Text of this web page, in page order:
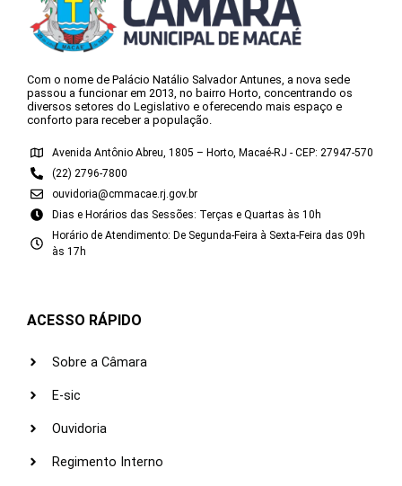
Com o nome de Palácio Natálio Salvador Antunes, a nova sede
passou a funcionar em 2013, no bairro Horto, concentrando os
diversos setores do Legislativo e oferecendo mais espaço e
conforto para receber a população.
Avenida Antônio Abreu, 1805 – Horto, Macaé-RJ - CEP: 27947-570
(22) 2796-7800
ouvidoria@cmmacae.rj.gov.br
Dias e Horários das Sessões: Terças e Quartas às 10h
Horário de Atendimento: De Segunda-Feira à Sexta-Feira das 09h
às 17h
ACESSO RÁPIDO
Sobre a Câmara
E-sic
Ouvidoria
Regimento Interno